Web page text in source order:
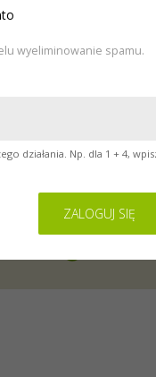
Zasady ich
.
usług drogą
wyeliminowanie spamu.
działania. Np. dla 1 + 4,